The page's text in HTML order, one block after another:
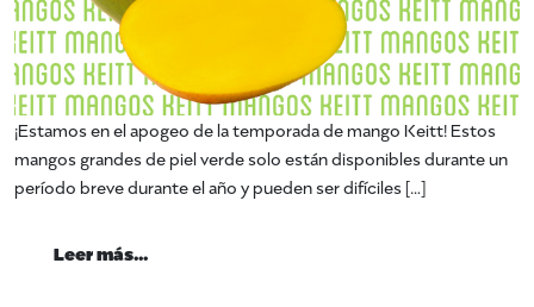
¡Estamos en el apogeo de la temporada de mango Keitt! Estos
mangos grandes de piel verde solo están disponibles durante un
período breve durante el año y pueden ser difíciles […]
Leer más…